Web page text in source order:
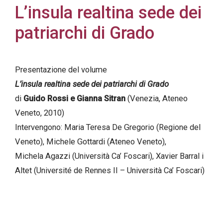
L’insula realtina sede dei
patriarchi di Grado
Presentazione del volume
L’insula realtina sede dei patriarchi di Grado
di Guido Rossi e Gianna Sitran (Venezia, Ateneo
Veneto, 2010)
Intervengono: Maria Teresa De Gregorio (Regione del
Veneto), Michele Gottardi (Ateneo Veneto),
Michela Agazzi (Università Ca’ Foscari), Xavier Barral i
Altet (Université de Rennes II – Università Ca’ Foscari)
Acconsento
all'uso dei
miei dati
con il
decreto
legislativo
196/03
Registrazione
avvenuta con